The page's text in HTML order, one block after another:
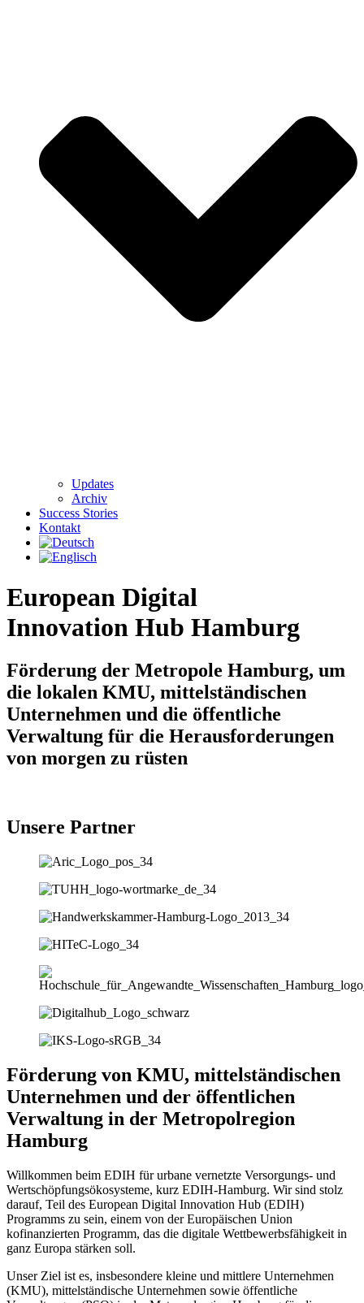
Updates
Archiv
Success Stories
Kontakt
European Digital
Innovation Hub Hamburg
Förderung der Metropole Hamburg, um
die lokalen KMU, mittelständischen
Unternehmen und die öffentliche
Verwaltung für die Herausforderungen
von morgen zu rüsten
Unsere Partner
Förderung von KMU, mittelständischen
Unternehmen und der öffentlichen
Verwaltung in der Metropolregion
Hamburg
Willkommen beim EDIH für urbane vernetzte Versorgungs- und
Wertschöpfungsökosysteme, kurz EDIH-Hamburg. Wir sind stolz
darauf, Teil des European Digital Innovation Hub (EDIH)
Programms zu sein, einem von der Europäischen Union
kofinanzierten Programm, das die digitale Wettbewerbsfähigkeit in
ganz Europa stärken soll.
Unser Ziel ist es, insbesondere kleine und mittlere Unternehmen
(KMU), mittelständische Unternehmen sowie öffentliche